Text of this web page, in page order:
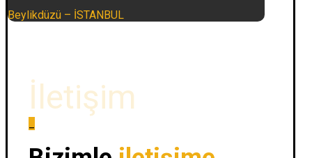
Beylikdüzü – İSTANBUL
İletişim